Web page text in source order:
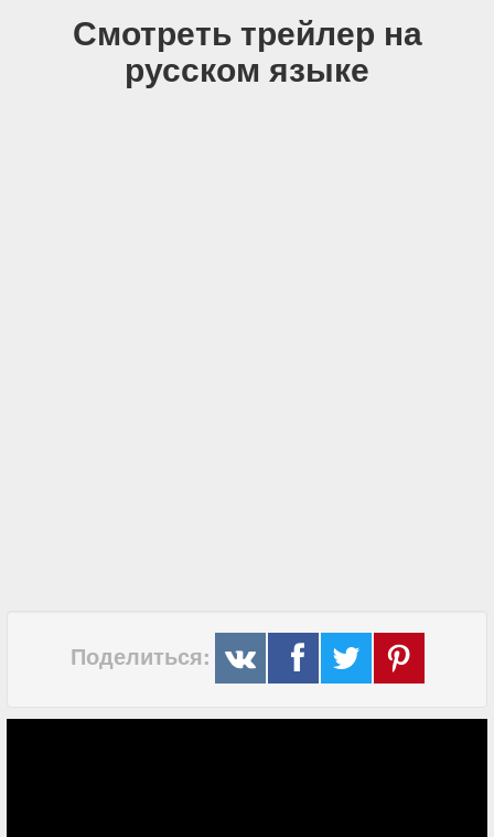
Смотреть трейлер на
русском языке
Поделиться: